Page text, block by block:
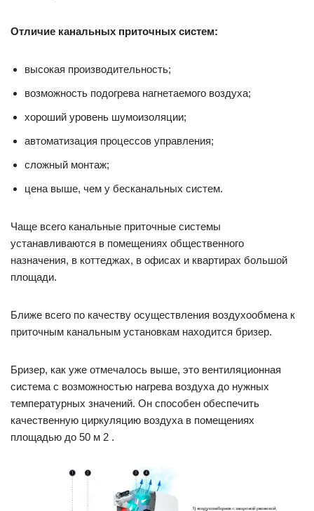
Отличие канальных приточных систем:
высокая производительность;
возможность подогрева нагнетаемого воздуха;
хороший уровень шумоизоляции;
автоматизация процессов управления;
сложный монтаж;
цена выше, чем у бесканальных систем.
Чаще всего канальные приточные системы
устанавливаются в помещениях общественного
назначения, в коттеджах, в офисах и квартирах большой
площади.
Ближе всего по качеству осуществления воздухообмена к
приточным канальным установкам находится бризер.
Бризер, как уже отмечалось выше, это вентиляционная
система с возможностью нагрева воздуха до нужных
температурных значений. Он способен обеспечить
качественную циркуляцию воздуха в помещениях
площадью до 50 м 2 .